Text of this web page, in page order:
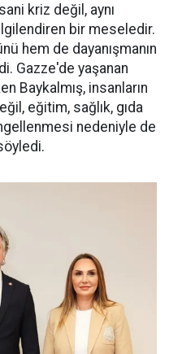
kriz değil, aynı
ilgilendiren bir meseledir.
hem de dayanışmanın
Gazze'de yaşanan
Baykalmış, insanların
eğitim, sağlık, gıda
nedeniyle de